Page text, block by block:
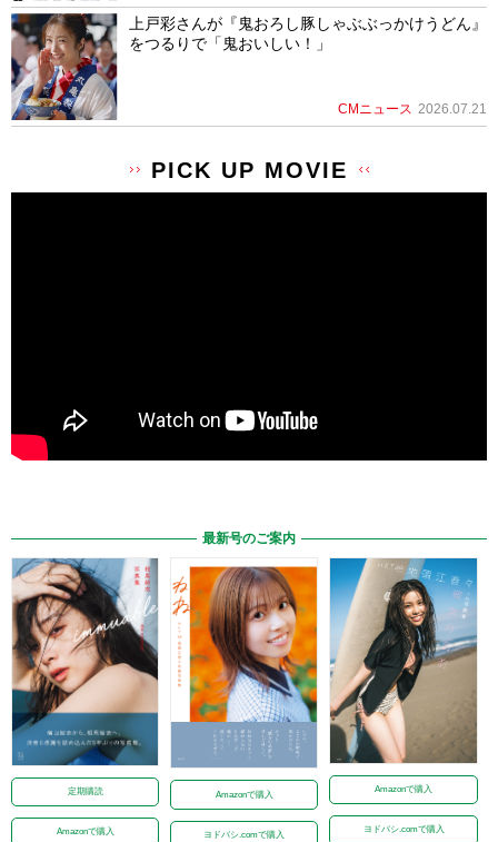
上戸彩さんが『鬼おろし豚しゃぶぶっかけうどん』
をつるりで「鬼おいしい！」
CMニュース 2026.07.21
PICK UP MOVIE
最新号のご案内
定期購読
Amazonで購入
Amazonで購入
ヨドバシ.comで購入
Amazonで購入
ヨドバシ.comで購入